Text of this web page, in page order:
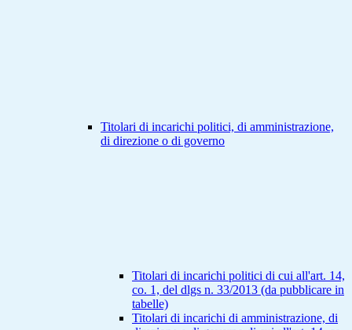
Titolari di incarichi politici, di amministrazione,
di direzione o di governo
Titolari di incarichi politici di cui all'art. 14,
co. 1, del dlgs n. 33/2013 (da pubblicare in
tabelle)
Titolari di incarichi di amministrazione, di